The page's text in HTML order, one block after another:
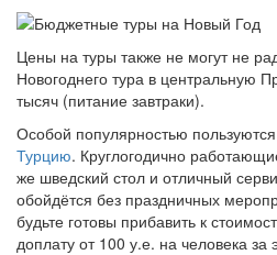
Цены на туры также не могут не
Новогоднего тура в центральную
тысяч (питание завтраки).
Особой популярностью
Турцию. Круглогодично
же шведский стол и отличный
обойдётся без праздничных
будьте готовы прибавить к
доплату от 100 у.е. на человека за